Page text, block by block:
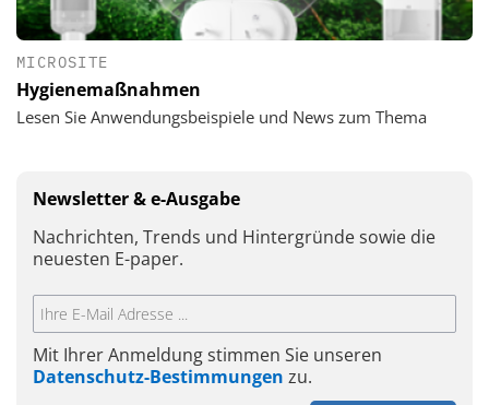
MICROSITE
Hygienemaßnahmen
Lesen Sie Anwendungsbeispiele und News zum Thema
Newsletter & e-Ausgabe
Nachrichten, Trends und Hintergründe sowie die
neuesten E-paper.
Mit Ihrer Anmeldung stimmen Sie unseren
Datenschutz-Bestimmungen zu.